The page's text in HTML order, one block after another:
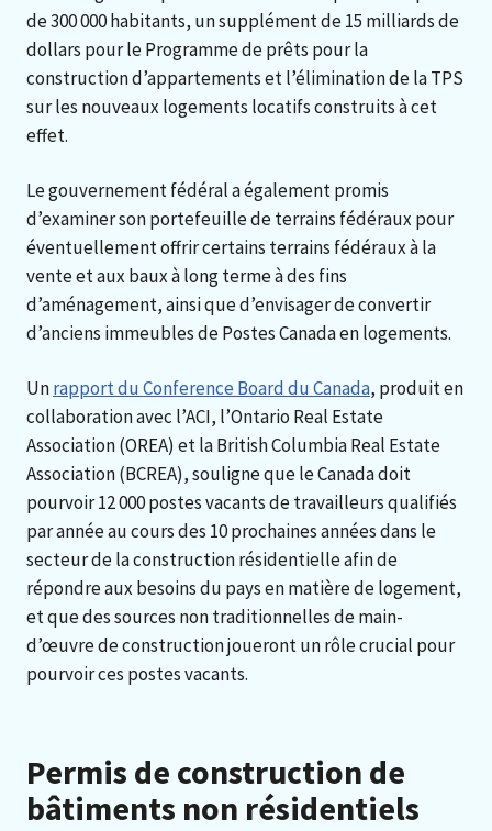
de 300 000 habitants, un supplément de 15 milliards de
dollars pour le Programme de prêts pour la
construction d’appartements et l’élimination de la TPS
sur les nouveaux logements locatifs construits à cet
effet.
Le gouvernement fédéral a également promis
d’examiner son portefeuille de terrains fédéraux pour
éventuellement offrir certains terrains fédéraux à la
vente et aux baux à long terme à des fins
d’aménagement, ainsi que d’envisager de convertir
d’anciens immeubles de Postes Canada en logements.
Unrapport du Conference Board du Canada, produit en
collaboration avec l’ACI, l’Ontario Real Estate
Association (OREA) et la British Columbia Real Estate
Association (BCREA), souligne que le Canada doit
pourvoir 12 000 postes vacants de travailleurs qualifiés
par année au cours des 10 prochaines années dans le
secteur de la construction résidentielle afin de
répondre aux besoins du pays en matière de logement,
et que des sources non traditionnelles de main-
d’œuvre de construction joueront un rôle crucial pour
pourvoir ces postes vacants.
Permis de construction de
bâtiments non résidentiels